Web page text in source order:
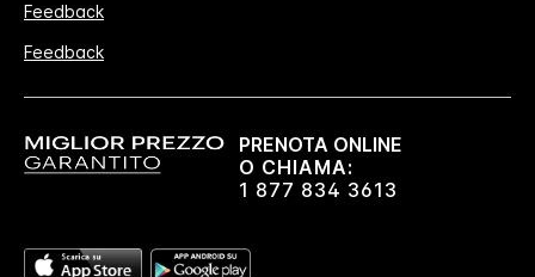
Feedback
Feedback
PRENOTA ONLINE
O CHIAMA:
1 877 834 3613